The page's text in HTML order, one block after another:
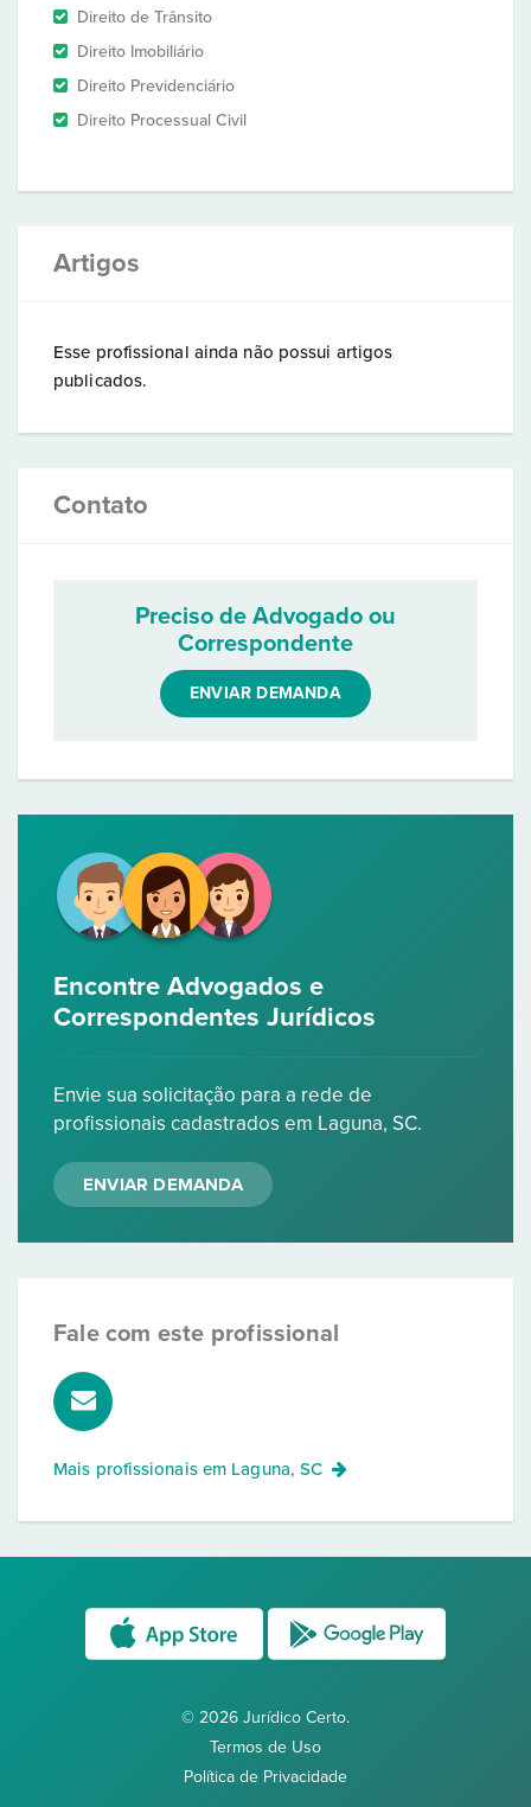
Direito de Trânsito
Direito Imobiliário
Direito Previdenciário
Direito Processual Civil
Artigos
Esse profissional ainda não possui artigos
publicados.
Contato
Preciso de Advogado ou
Correspondente
ENVIAR DEMANDA
Encontre Advogados e
Correspondentes Jurídicos
Envie sua solicitação para a rede de
profissionais cadastrados em Laguna, SC.
ENVIAR DEMANDA
Fale com este profissional
Mais profissionais em Laguna, SC
© 2026 Jurídico Certo.
Termos de Uso
Política de Privacidade